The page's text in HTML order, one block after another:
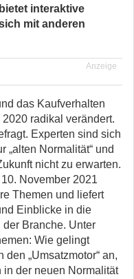
interaktive
mit anderen
Anzeige
das Kaufverhalten
radikal verändert.
Experten sind sich
„alten Normalität“ und
nicht zu erwarten.
November 2021
Themen und liefert
Einblicke in die
Branche. Unter
Wie gelingt
„Umsatzmotor“ an,
der neuen Normalität